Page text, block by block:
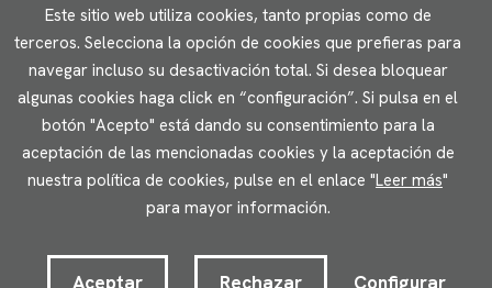
Horario de verano
Lunes a jueves
9.00 - 15.00
Viernes
9:00 - 14:00
Aviso legal Política de privacidad
Uso de cookies
Accesibilidad
Este sitio web utiliza cookies, tanto propias como de
terceros. Selecciona la opción de cookies que prefieras para
navegar incluso su desactivación total. Si desea bloquear
algunas cookies haga click en “configuración”. Si pulsa en el
botón "Acepto" está dando su consentimiento para la
aceptación de las mencionadas cookies y la aceptación de
nuestra política de cookies, pulse en el enlace "Leer más"
para mayor información.
Aceptar Rechazar Configurar